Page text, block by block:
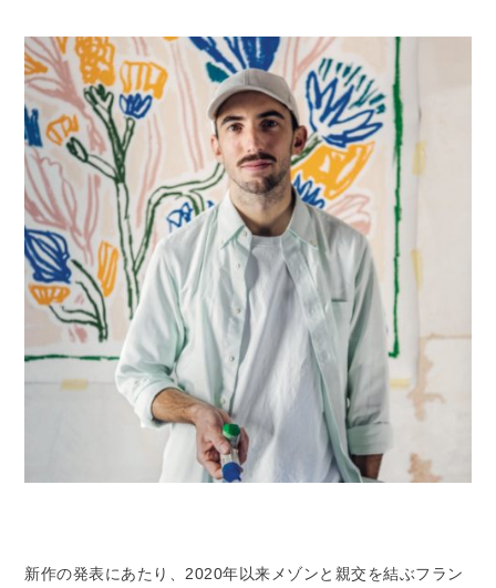
新作の発表にあたり、2020年以来メゾンと親交を結ぶフラン